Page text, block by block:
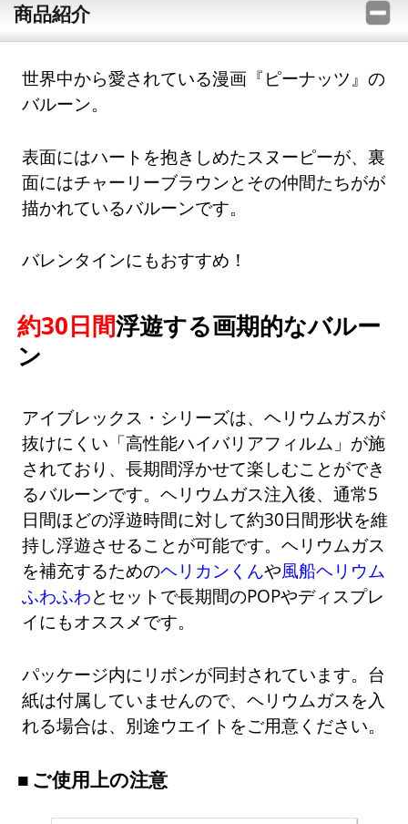
商品紹介
世界中から愛されている漫画『ピーナッツ』の
バルーン。
表面にはハートを抱きしめたスヌーピーが、裏
面にはチャーリーブラウンとその仲間たちがが
描かれているバルーンです。
バレンタインにもおすすめ！
約30日間浮遊する画期的なバルー
ン
アイブレックス・シリーズは、ヘリウムガスが
抜けにくい「高性能ハイバリアフィルム」が施
されており、長期間浮かせて楽しむことができ
るバルーンです。ヘリウムガス注入後、通常5
日間ほどの浮遊時間に対して約30日間形状を維
持し浮遊させることが可能です。ヘリウムガス
を補充するためのヘリカンくんや風船ヘリウム
ふわふわとセットで長期間のPOPやディスプレ
イにもオススメです。
パッケージ内にリボンが同封されています。台
紙は付属していませんので、ヘリウムガスを入
れる場合は、別途ウエイトをご用意ください。
ご使用上の注意